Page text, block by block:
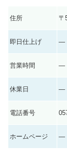
住所 〒
即日仕上げ ―
営業時間 ―
休業日 ―
電話番号
ホームページ ―